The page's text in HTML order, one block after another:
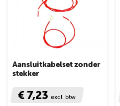
Aansluitkabelset zonder
stekker
€ 7,23 excl. btw